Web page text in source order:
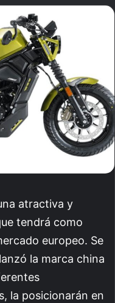
atractiva y
tendrá como
europeo. Se
la marca china
la posicionarán en